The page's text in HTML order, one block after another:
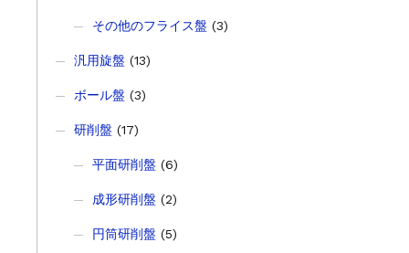
その他のフライス盤 (3)
汎用旋盤 (13)
ボール盤 (3)
研削盤 (17)
平面研削盤 (6)
成形研削盤 (2)
円筒研削盤 (5)